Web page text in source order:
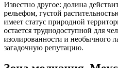
Известно другое: долина
рельефом, густой
имеет статус природной
остается труднодоступной для
изолированности и необычного
загадочную репутацию.